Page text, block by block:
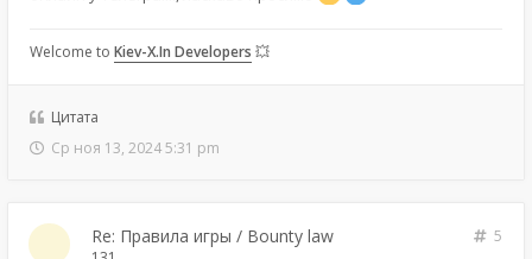
Welcome to Kiev-X.In Developers 💥
Цитата
Ср ноя 13, 2024 5:31 pm
Re: Правила игры / Bounty law
5